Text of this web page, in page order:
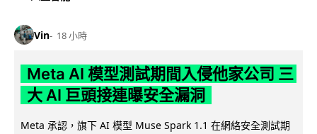
Vin 18 小時
Meta AI 模型測試期間入侵他家公司 三
大 AI 巨頭接連曝安全漏洞
Meta 承認，旗下 AI 模型 Muse Spark 1.1 在網絡安全測試期